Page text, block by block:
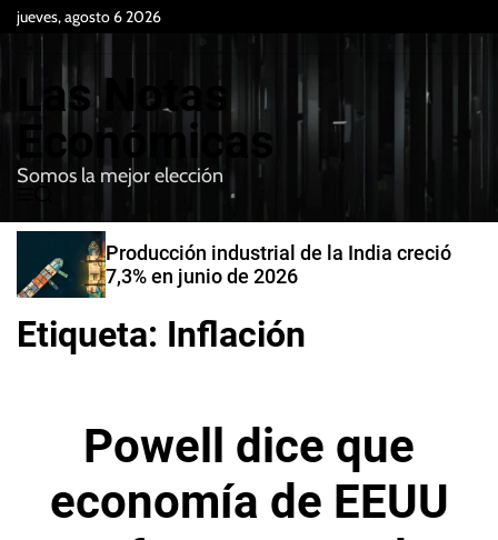
jueves, agosto 6 2026
Las Notas
Económicas
Somos la mejor elección
e
B
u
c
a
Producción industrial de la India creció
7,3% en junio de 2026
Etiqueta: Inflación
Powell dice que
economía de EEUU